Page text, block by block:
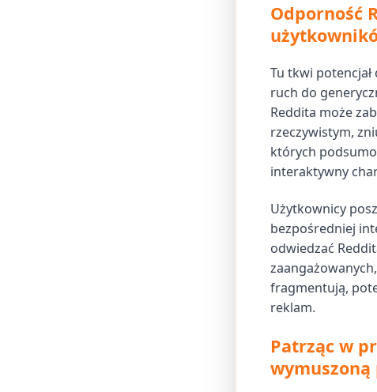
Odporność
Tu tkwi
ruch do
Reddita może
rzeczywistym,
których
interaktywny
Użytkownicy
bezpośredniej
odwiedzać
fragmentują,
reklam.
Patrząc w
wymuszoną